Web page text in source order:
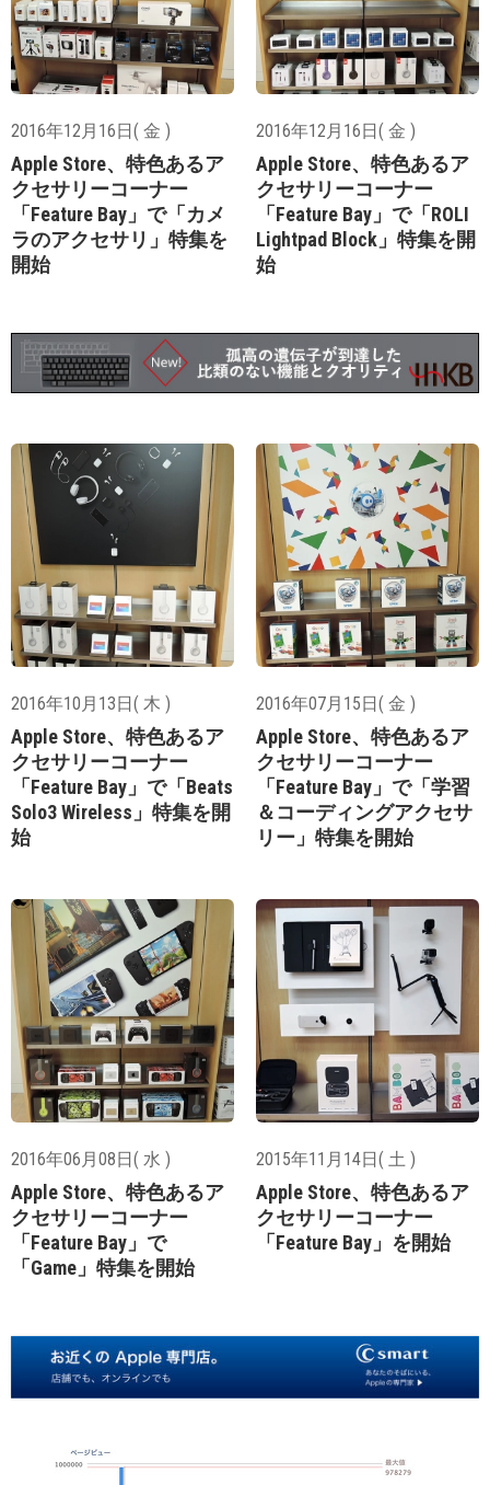
2016年12月16日( 金 )
Apple Store、特色あるア
クセサリーコーナー
「Feature Bay」で「カメ
ラのアクセサリ」特集を
開始
2016年12月16日( 金 )
Apple Store、特色あるア
クセサリーコーナー
「Feature Bay」で「ROLI
Lightpad Block」特集を開
始
2016年10月13日( 木 )
Apple Store、特色あるア
クセサリーコーナー
「Feature Bay」で「Beats
Solo3 Wireless」特集を開
始
2016年07月15日( 金 )
Apple Store、特色あるア
クセサリーコーナー
「Feature Bay」で「学習
＆コーディングアクセサ
リー」特集を開始
2016年06月08日( 水 )
Apple Store、特色あるア
クセサリーコーナー
「Feature Bay」で
「Game」特集を開始
2015年11月14日( 土 )
Apple Store、特色あるア
クセサリーコーナー
「Feature Bay」を開始